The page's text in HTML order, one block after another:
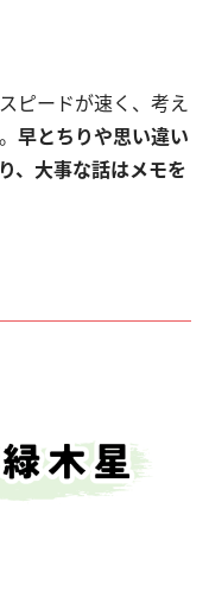
ピードが速く、考え
早とちりや思い違い
、大事な話はメモを